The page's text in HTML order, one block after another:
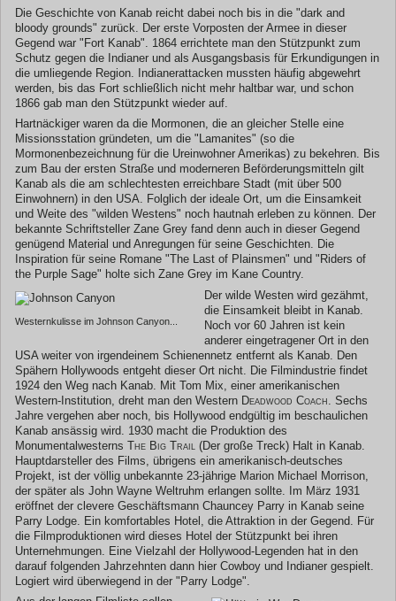
Die Geschichte von Kanab reicht dabei noch bis in die "dark and
bloody grounds" zurück. Der erste Vorposten der Armee in dieser
Gegend war "Fort Kanab". 1864 errichtete man den Stützpunkt zum
Schutz gegen die Indianer und als Ausgangsbasis für Erkundigungen in
die umliegende Region. Indianerattacken mussten häufig abgewehrt
werden, bis das Fort schließlich nicht mehr haltbar war, und schon
1866 gab man den Stützpunkt wieder auf.
Hartnäckiger waren da die Mormonen, die an gleicher Stelle eine
Missionsstation gründeten, um die "Lamanites" (so die
Mormonenbezeichnung für die Ureinwohner Amerikas) zu bekehren. Bis
zum Bau der ersten Straße und moderneren Beförderungsmitteln gilt
Kanab als die am schlechtesten erreichbare Stadt (mit über 500
Einwohnern) in den USA. Folglich der ideale Ort, um die Einsamkeit
und Weite des "wilden Westens" noch hautnah erleben zu können. Der
bekannte Schriftsteller Zane Grey fand denn auch in dieser Gegend
genügend Material und Anregungen für seine Geschichten. Die
Inspiration für seine Romane "The Last of Plainsmen" und "Riders of
the Purple Sage" holte sich Zane Grey im Kane Country.
Westernkulisse im Johnson Canyon...
Der wilde Westen wird gezähmt,
die Einsamkeit bleibt in Kanab.
Noch vor 60 Jahren ist kein
anderer eingetragener Ort in den
USA weiter von irgendeinem Schienennetz entfernt als Kanab. Den
Spähern Hollywoods entgeht dieser Ort nicht. Die Filmindustrie findet
1924 den Weg nach Kanab. Mit Tom Mix, einer amerikanischen
Western-Institution, dreht man den Western Deadwood Coach . Sechs
Jahre vergehen aber noch, bis Hollywood endgültig im beschaulichen
Kanab ansässig wird. 1930 macht die Produktion des
Monumentalwesterns The Big Trail (Der große Treck) Halt in Kanab.
Hauptdarsteller des Films, übrigens ein amerikanisch-deutsches
Projekt, ist der völlig unbekannte 23-jährige Marion Michael Morrison,
der später als John Wayne Weltruhm erlangen sollte. Im März 1931
eröffnet der clevere Geschäftsmann Chauncey Parry in Kanab seine
Parry Lodge. Ein komfortables Hotel, die Attraktion in der Gegend. Für
die Filmproduktionen wird dieses Hotel der Stützpunkt bei ihren
Unternehmungen. Eine Vielzahl der Hollywood-Legenden hat in den
darauf folgenden Jahrzehnten dann hier Cowboy und Indianer gespielt.
Logiert wird überwiegend in der "Parry Lodge".